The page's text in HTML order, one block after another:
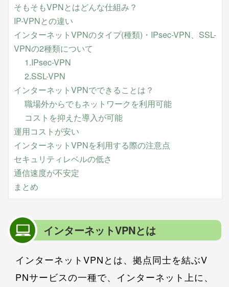
そもそもVPNとはどんな仕組み？
IP-VPNとの違い
インターネットVPNのタイプ(種類)・IPsec-VPN、SSL-
VPNの2種類について
1.IPsec-VPN
2.SSL-VPN
インターネットVPNでできることは？
職場外からでもネットワークを利用可能
コストを抑えた導入が可能
運用コストが安い
インターネットVPNを利用する際の注意点
セキュリティレベルの低さ
通信速度が不安定
まとめ
インターネットVPNとは
インターネットVPNとは、拠点同士を結ぶV
PNサービスの一種で、インターネット上に、